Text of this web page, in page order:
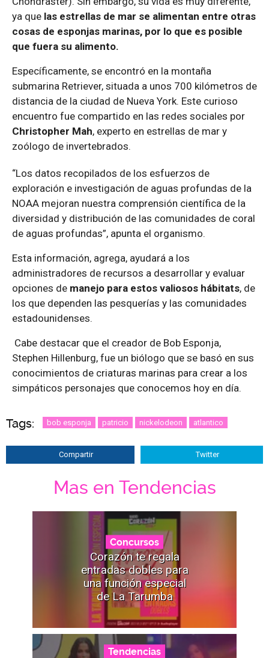
ya que las estrellas de mar se alimentan entre otras
cosas de esponjas marinas, por lo que es posible
que fuera su alimento.
Específicamente, se encontró en la montaña
submarina Retriever, situada a unos 700 kilómetros de
distancia de la ciudad de Nueva York. Este curioso
encuentro fue compartido en las redes sociales por
Christopher Mah, experto en estrellas de mar y
zoólogo de invertebrados.
“Los datos recopilados de los esfuerzos de
exploración e investigación de aguas profundas de la
NOAA mejoran nuestra comprensión científica de la
diversidad y distribución de las comunidades de coral
de aguas profundas”, apunta el organismo.
Esta información, agrega, ayudará a los
administradores de recursos a desarrollar y evaluar
opciones de manejo para estos valiosos hábitats, de
los que dependen las pesquerías y las comunidades
estadounidenses.
Cabe destacar que el creador de Bob Esponja,
Stephen Hillenburg, fue un biólogo que se basó en sus
conocimientos de criaturas marinas para crear a los
simpáticos personajes que conocemos hoy en día.
Tags: bob esponja patricio nickelodeon atlantico
Compartir Twitter
Mas en Tendencias
Concursos
Corazón te regala
entradas dobles para
una función especial
de La Tarumba
Tendencias